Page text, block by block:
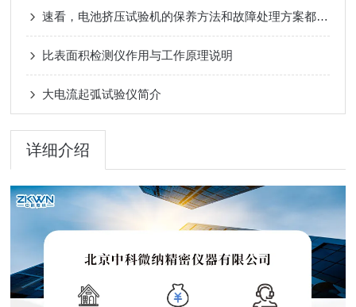
速看，电池挤压试验机的保养方法和故障处理方案都总结好了
比表面积检测仪作用与工作原理说明
大电流起弧试验仪简介
详细介绍